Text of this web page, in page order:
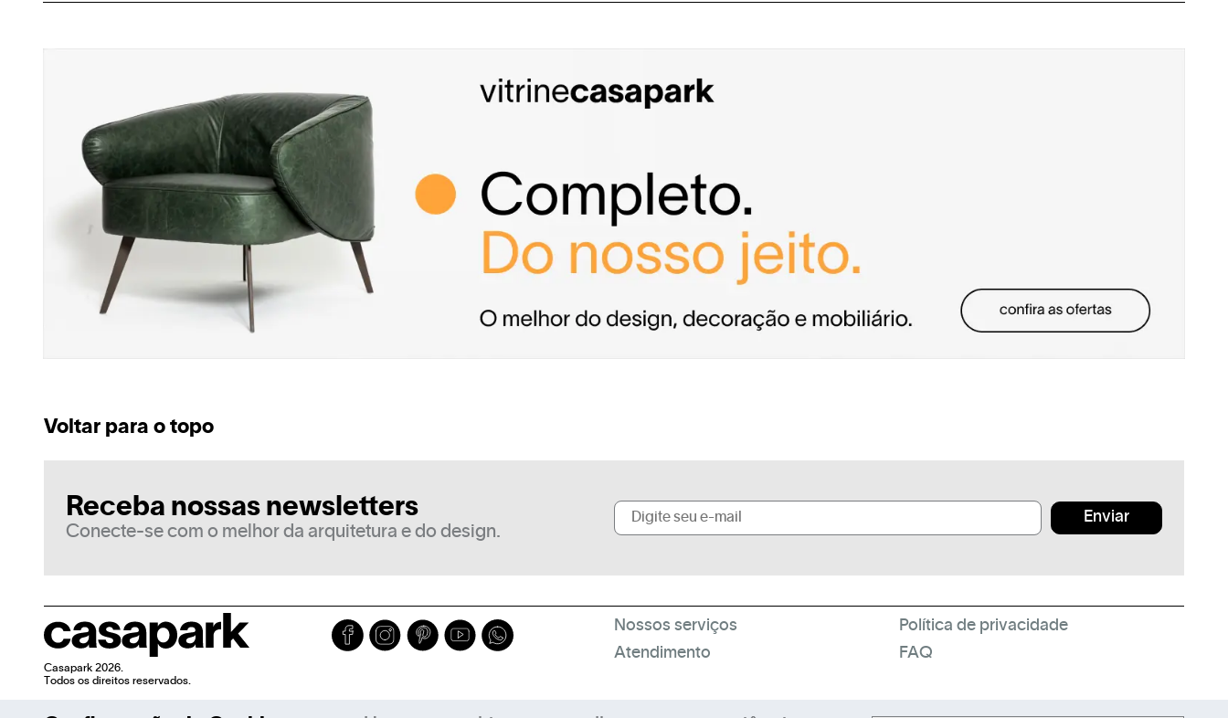
Voltar para o topo
Receba nossas newsletters
Conecte-se com o melhor da arquitetura e do design.
Enviar
Nossos serviços
Atendimento
Política de privacidade
FAQ
Casapark 2026.
Todos os direitos reservados.